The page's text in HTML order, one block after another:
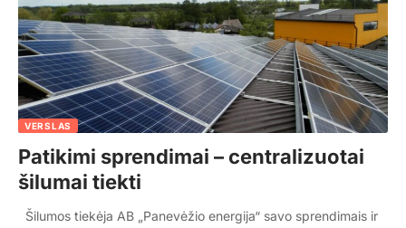
VERSLAS
Patikimi sprendimai – centralizuotai
šilumai tiekti
Šilumos tiekėja AB „Panevėžio energija“ savo sprendimais ir